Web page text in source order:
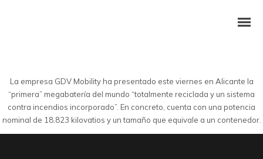
La empresa GDV Mobility ha presentado este viernes en Alicante la
“primera” megabatería del mundo “totalmente reciclada y un sistema
contra incendios incorporado”. En concreto, cuenta con una potencia
nominal de 18.823 kilovatios y un tamaño que equivale a un contenedor.